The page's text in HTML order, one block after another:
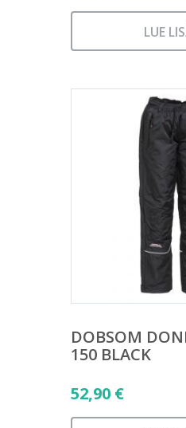
LUE
DOBSOM
150 BLACK
52,90 €